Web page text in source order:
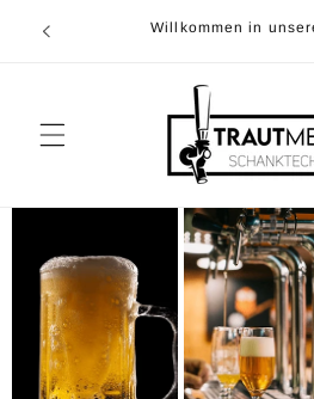
zum
Willkommen in